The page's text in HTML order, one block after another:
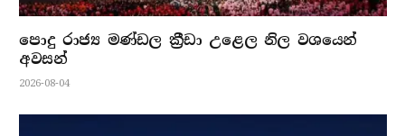
පොදු රාජ්‍ය මණ්ඩල ක්‍රීඩා උළෙල නිල වශයෙන්
අවසන්
2026-08-04